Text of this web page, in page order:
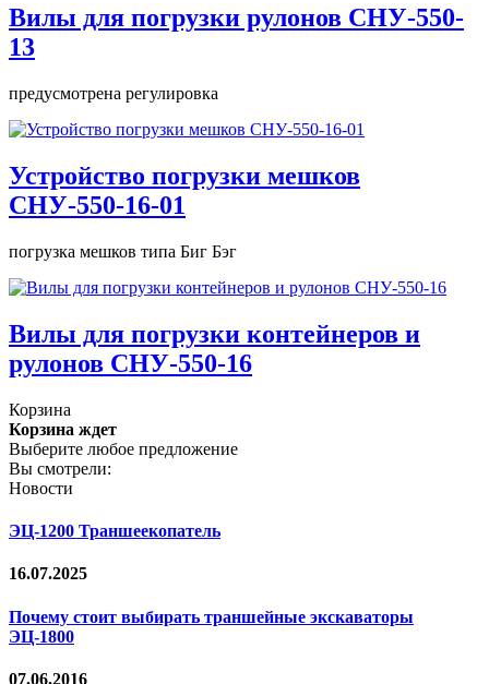
Вилы для погрузки рулонов СНУ-550-
13
предусмотрена регулировка
Устройство погрузки мешков
СНУ-550-16-01
погрузка мешков типа Биг Бэг
Вилы для погрузки контейнеров и
рулонов СНУ-550-16
Корзина
Корзина ждет
Выберите любое предложение
Вы смотрели:
Новости
ЭЦ-1200 Траншеекопатель
16.07.2025
Почему стоит выбирать траншейные экскаваторы
ЭЦ-1800
07.06.2016